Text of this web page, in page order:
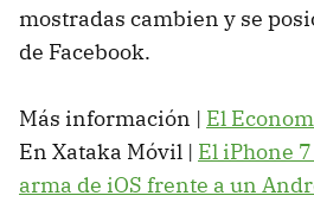
mostradas cambien y se
de Facebook.
Más información | El
En Xataka Móvil | El iPhone
arma de iOS frente a un